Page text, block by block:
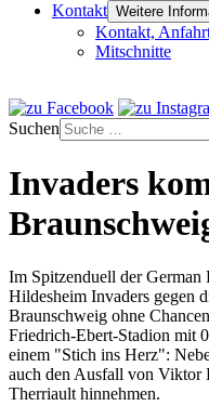
Kontakt Weitere
Kontakt,
Mitschnitte
Suchen
Invaders
Im Spitzenduell der
Hildesheim Invaders gegen
Braunschweig ohne
Friedrich-Ebert-Stadion mit
einem "Stich ins Herz":
auch den Ausfall von Viktor
Therriault hinnehmen.